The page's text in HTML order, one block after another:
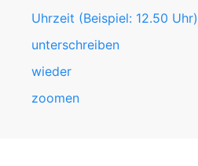
Uhrzeit (Beispiel: 12.50 Uhr)
unterschreiben
wieder
zoomen